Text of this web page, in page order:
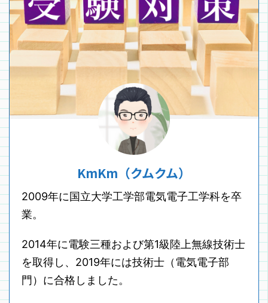
KmKm（クムクム）
2009年に国立大学工学部電気電子工学科を卒
業。
2014年に電験三種および第1級陸上無線技術士
を取得し、2019年には技術士（電気電子部
門）に合格しました。